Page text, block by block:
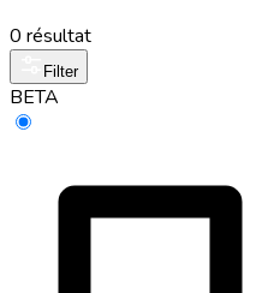
0 résultat
Filter
BETA